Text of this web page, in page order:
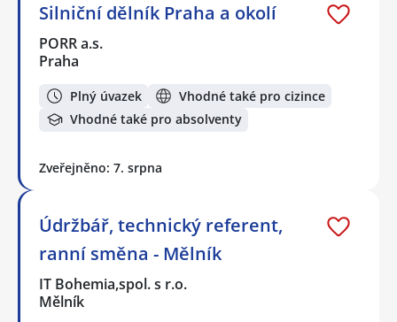
Silniční dělník Praha a okolí
PORR a.s.
Praha
Plný úvazek
Vhodné také pro cizince
Vhodné také pro absolventy
Zveřejněno: 7. srpna
Údržbář, technický referent,
ranní směna - Mělník
IT Bohemia,spol. s r.o.
Mělník